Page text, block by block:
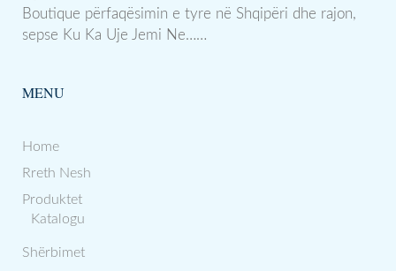
Boutique përfaqësimin e tyre në Shqipëri dhe rajon,
sepse Ku Ka Uje Jemi Ne……
MENU
Home
Rreth Nesh
Produktet
Katalogu
Shërbimet